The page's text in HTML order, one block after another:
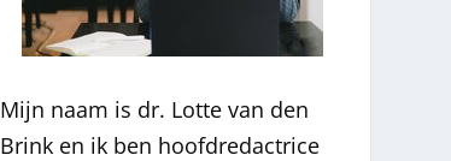
Mijn naam is dr. Lotte van den
Brink en ik ben hoofdredactrice